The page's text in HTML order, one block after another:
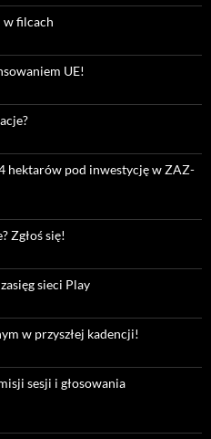
w filcach
UE!
hektarów pod inwestycję w ZAZ-
Zgłoś się!
sieci Play
w przyszłej kadencji!
sesji i głosowania